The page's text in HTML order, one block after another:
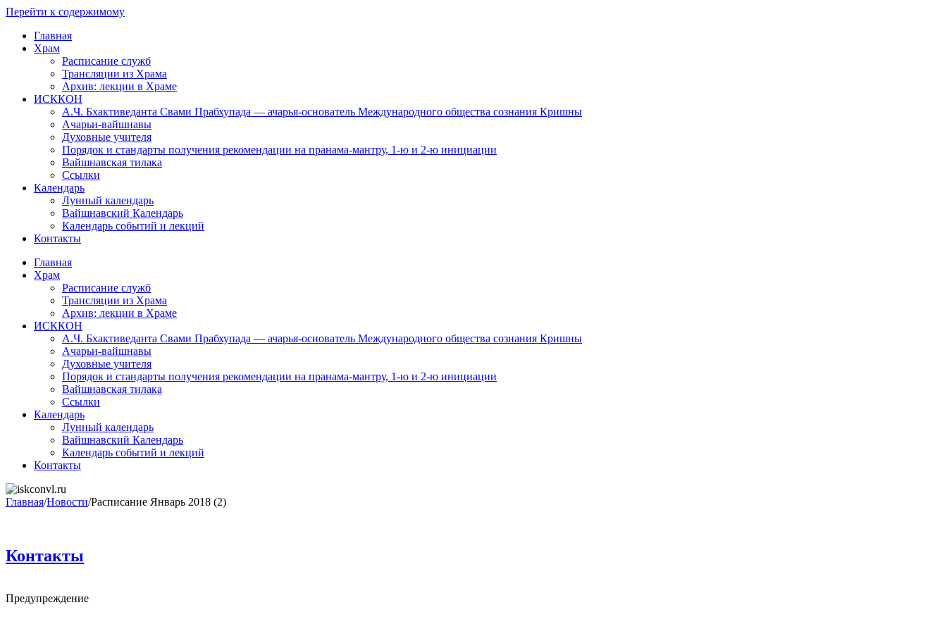
Перейти к содержимому
Главная
Храм
Расписание служб
Трансляции из Храма
Архив: лекции в Храме
ИСККОН
А.Ч. Бхактиведанта Свами Прабхупада — ачарья-основатель Международного общества сознания Кришны
Ачарьи-вайшнавы
Духовные учителя
Порядок и стандарты получения рекомендации на пранама-мантру, 1-ю и 2-ю инициации
Вайшнавская тилака
Ссылки
Календарь
Лунный календарь
Вайшнавский Календарь
Календарь событий и лекций
Контакты
Главная
Храм
Расписание служб
Трансляции из Храма
Архив: лекции в Храме
ИСККОН
А.Ч. Бхактиведанта Свами Прабхупада — ачарья-основатель Международного общества сознания Кришны
Ачарьи-вайшнавы
Духовные учителя
Порядок и стандарты получения рекомендации на пранама-мантру, 1-ю и 2-ю инициации
Вайшнавская тилака
Ссылки
Календарь
Лунный календарь
Вайшнавский Календарь
Календарь событий и лекций
Контакты
Главная/Новости/Расписание Январь 2018 (2)
Контакты
Предупреждение